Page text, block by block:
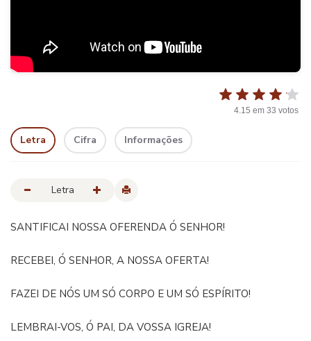
4.15 em 33 votos
Letra Cifra Informações
Letra
SANTIFICAI NOSSA OFERENDA Ó SENHOR!
RECEBEI, Ó SENHOR, A NOSSA OFERTA!
FAZEI DE NÓS UM SÓ CORPO E UM SÓ ESPÍRITO!
LEMBRAI-VOS, Ó PAI, DA VOSSA IGREJA!